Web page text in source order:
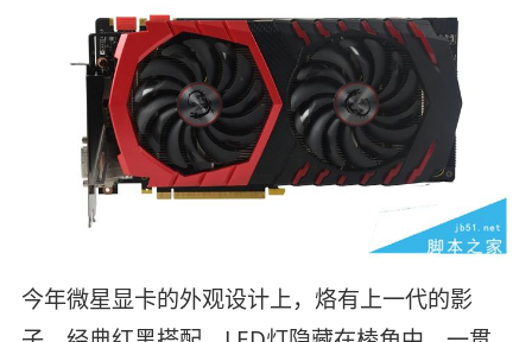
今年微星显卡的外观设计上，烙有上一代的影